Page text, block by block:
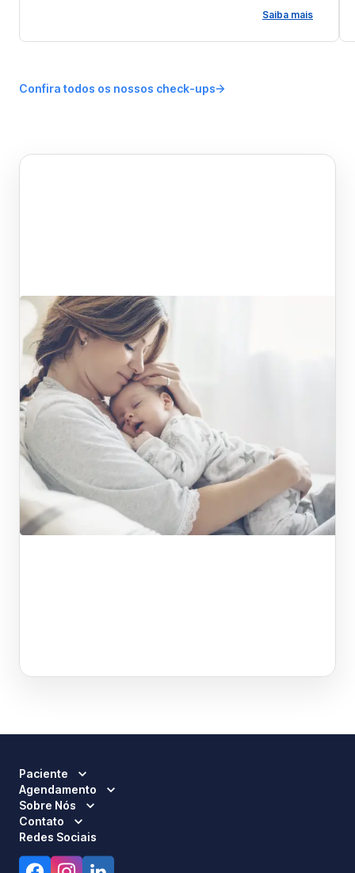
Saiba mais
Confira todos os nossos check-ups
Paciente
Agendamento
Sobre Nós
Contato
Redes Sociais